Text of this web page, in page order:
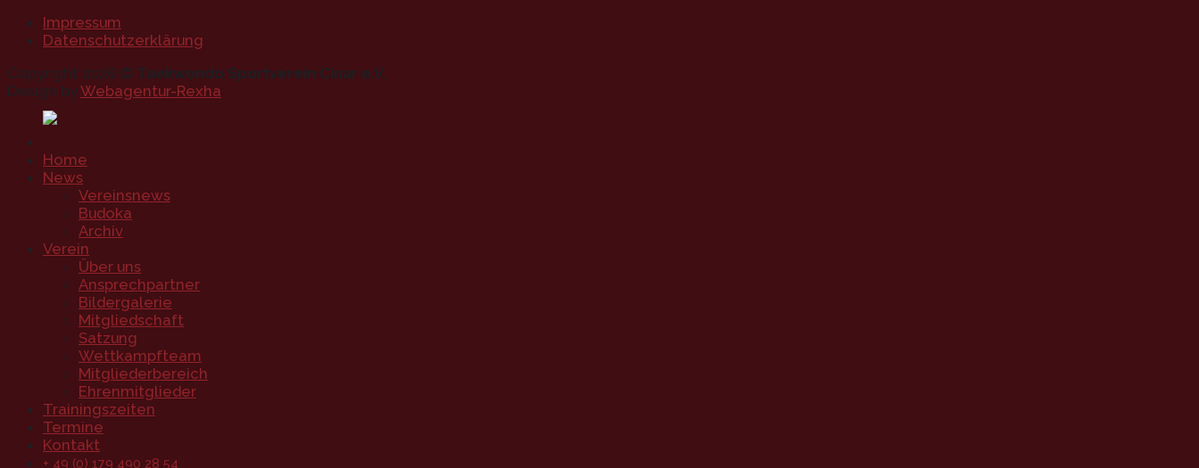
Impressum
Datenschutzerklärung
Copyright 2026 © Taekwondo Sportverein Cinar e.V.
Design byWebagentur-Rexha
Home
News
Vereinsnews
Budoka
Archiv
Verein
Über uns
Ansprechpartner
Bildergalerie
Mitgliedschaft
Satzung
Wettkampfteam
Mitgliederbereich
Ehrenmitglieder
Trainingszeiten
Termine
Kontakt
+ 49 (0) 179 490 28 54